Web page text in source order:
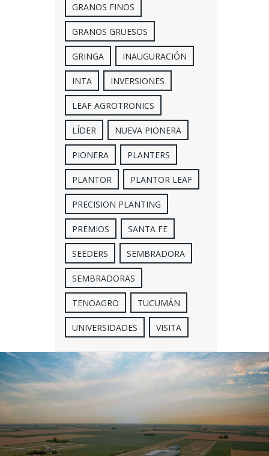
GRANOS FINOS
GRANOS GRUESOS
GRINGA INAUGURACIÓN
INTA INVERSIONES
LEAF AGROTRONICS
LÍDER NUEVA PIONERA
PIONERA PLANTERS
PLANTOR PLANTOR LEAF
PRECISION PLANTING
PREMIOS SANTA FE
SEEDERS SEMBRADORA
SEMBRADORAS
TENOAGRO TUCUMÁN
UNIVERSIDADES VISITA